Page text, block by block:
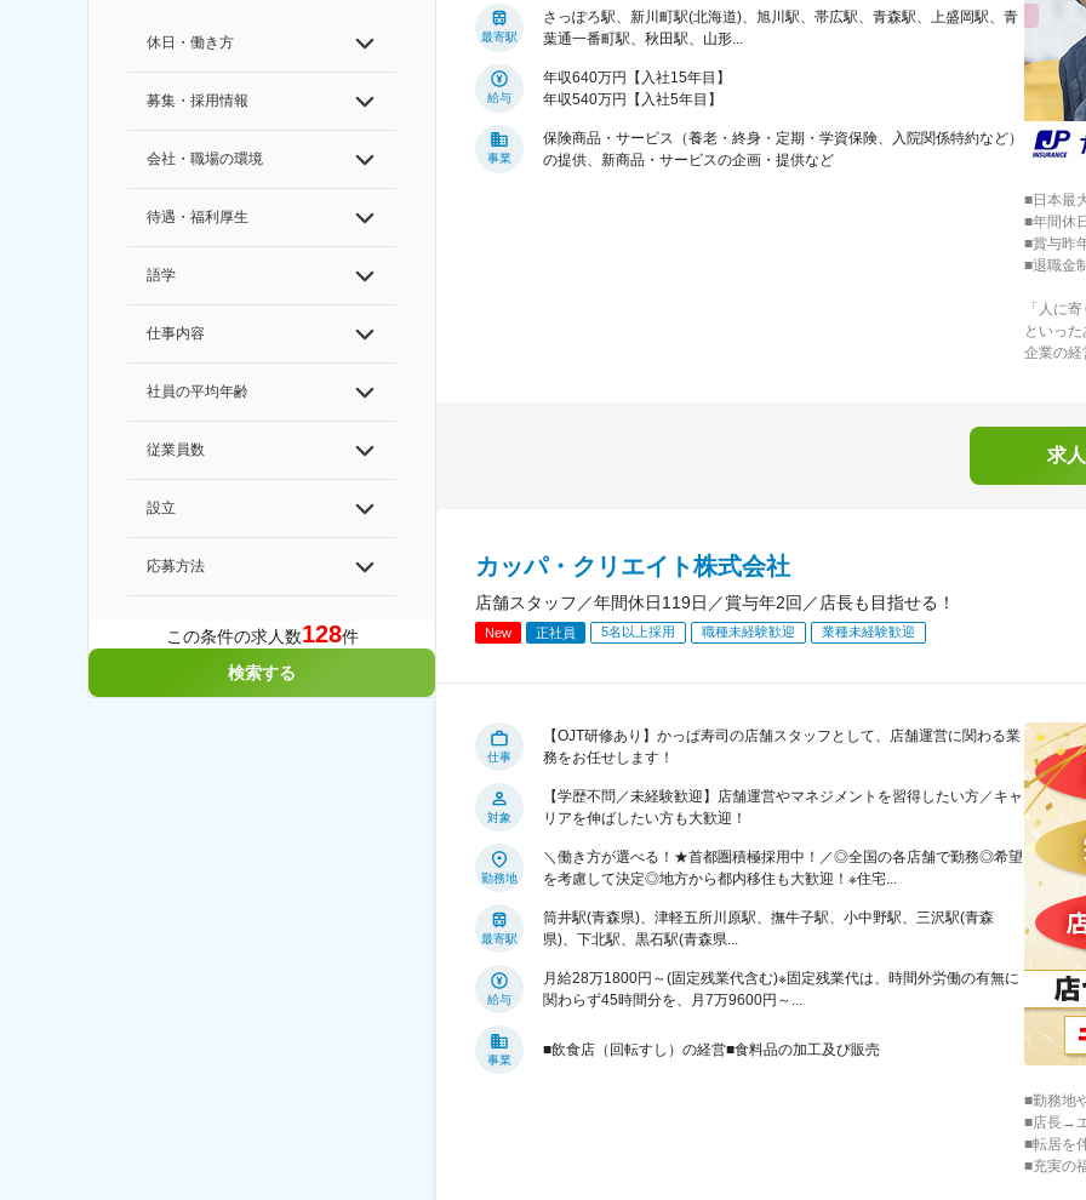
休日・働き方
募集・採用情報
会社・職場の環境
待遇・福利厚生
語学
仕事内容
社員の平均年齢
従業員数
設立
応募方法
この条件の求人数128件
検索する
最寄駅
さっぽろ駅、新川町駅(北海道)、旭川駅、帯広駅、青森駅、上盛岡駅、青
葉通一番町駅、秋田駅、山形...
給与
年収640万円【入社15年目】
年収540万円【入社5年目】
事業
保険商品・サービス（養老・終身・定期・学資保険、入院関係特約など）
の提供、新商品・サービスの企画・提供など
■日本最
■年間休
■賞与昨
■退職金
「人に
といっ
企業の経
求
カッパ・クリエイト株式会社
店舗スタッフ／年間休日119日／賞与年2回／店長も目指せる！
New 正社員 5名以上採用 職種未経験歓迎 業種未経験歓迎
仕事
【OJT研修あり】かっぱ寿司の店舗スタッフとして、店舗運営に関わる業
務をお任せします！
対象
【学歴不問／未経験歓迎】店舗運営やマネジメントを習得したい方／キャ
リアを伸ばしたい方も大歓迎！
勤務地
＼働き方が選べる！★首都圏積極採用中！／◎全国の各店舗で勤務◎希望
を考慮して決定◎地方から都内移住も大歓迎！※住宅...
最寄駅
筒井駅(青森県)、津軽五所川原駅、撫牛子駅、小中野駅、三沢駅(青森
県)、下北駅、黒石駅(青森県...
給与
月給28万1800円～(固定残業代含む)※固定残業代は、時間外労働の有無に
関わらず45時間分を、月7万9600円～...
事業
■飲食店（回転すし）の経営■食料品の加工及び販売
■勤務地
■店長→
■転居を
■充実の